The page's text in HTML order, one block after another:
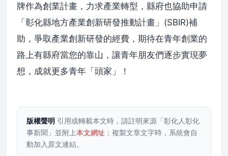
牌作為創業計畫，力求產業轉型，縣府也協助申請
「彰化縣地方產業創新研發推動計畫」(SBIR)補
助，爭取產業創新研發的經費，期待在青年創業的
路上有縣府當您的靠山，讓青年朋友們逐步實現夢
想，成就更多青年「頭家」！
版權聲明 引用或轉載本文時，請註明來源「彰化人彰化
事新聞」並附上本文網址 ；複製文章文字時，系統會自
動加入原文連結。